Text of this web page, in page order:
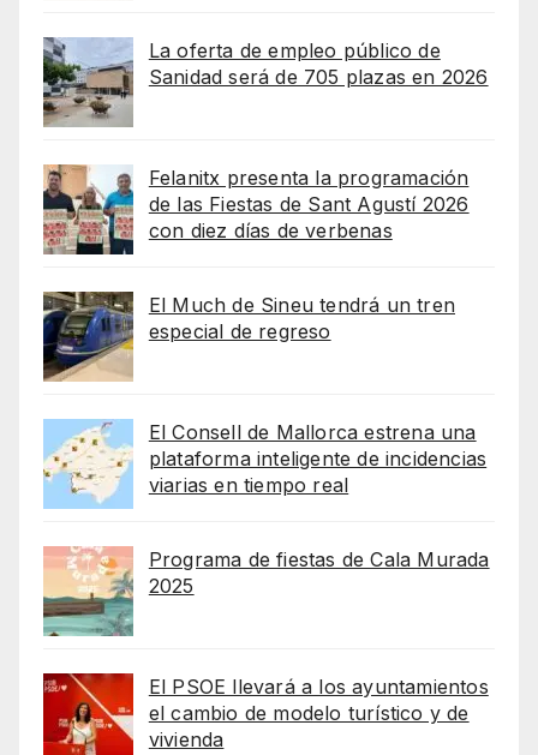
La oferta de empleo público de
Sanidad será de 705 plazas en 2026
Felanitx presenta la programación
de las Fiestas de Sant Agustí 2026
con diez días de verbenas
El Much de Sineu tendrá un tren
especial de regreso
El Consell de Mallorca estrena una
plataforma inteligente de incidencias
viarias en tiempo real
Programa de fiestas de Cala Murada
2025
El PSOE llevará a los ayuntamientos
el cambio de modelo turístico y de
vivienda